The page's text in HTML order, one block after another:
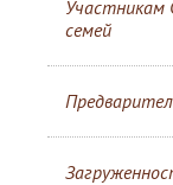
Участникам
семей